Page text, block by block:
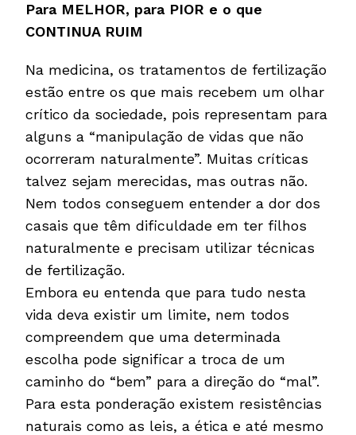
Para MELHOR, para PIOR e o que
CONTINUA RUIM
Na medicina, os tratamentos de fertilização
estão entre os que mais recebem um olhar
crítico da sociedade, pois representam para
alguns a “manipulação de vidas que não
ocorreram naturalmente”. Muitas críticas
talvez sejam merecidas, mas outras não.
Nem todos conseguem entender a dor dos
casais que têm dificuldade em ter filhos
naturalmente e precisam utilizar técnicas
de fertilização.
Embora eu entenda que para tudo nesta
vida deva existir um limite, nem todos
compreendem que uma determinada
escolha pode significar a troca de um
caminho do “bem” para a direção do “mal”.
Para esta ponderação existem resistências
naturais como as leis, a ética e até mesmo